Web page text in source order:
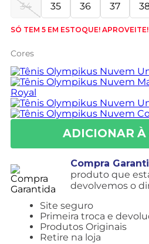
34 35 36 37
SÓ TEM 5 EM ESTOQUE! APROVEITE!
Cores
Compra
produto que
devolvemos o
Site seguro
Primeira troca e
Produtos Originais
Retire na loja